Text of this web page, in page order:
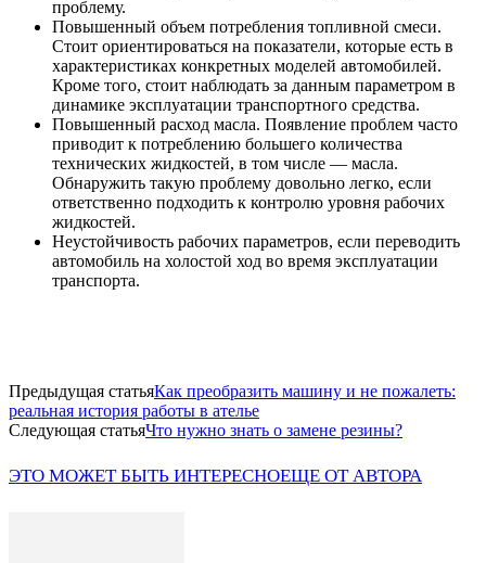
проблему.
Повышенный объем потребления топливной смеси.
Стоит ориентироваться на показатели, которые есть в
характеристиках конкретных моделей автомобилей.
Кроме того, стоит наблюдать за данным параметром в
динамике эксплуатации транспортного средства.
Повышенный расход масла. Появление проблем часто
приводит к потреблению большего количества
технических жидкостей, в том числе — масла.
Обнаружить такую проблему довольно легко, если
ответственно подходить к контролю уровня рабочих
жидкостей.
Неустойчивость рабочих параметров, если переводить
автомобиль на холостой ход во время эксплуатации
транспорта.
Предыдущая статьяКак преобразить машину и не пожалеть:
реальная история работы в ателье
Следующая статьяЧто нужно знать о замене резины?
ЭТО МОЖЕТ БЫТЬ ИНТЕРЕСНОЕЩЕ ОТ АВТОРА